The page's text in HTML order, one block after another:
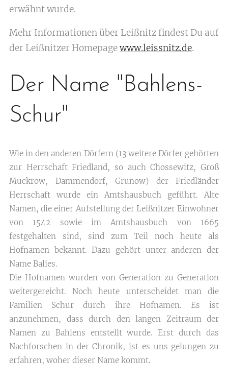
erwähnt wurde.
Mehr Informationen über Leißnitz findest Du auf
der Leißnitzer Homepagewww.leissnitz.de.
Der Name "Bahlens-
Schur"
Wie in den anderen Dörfern (13 weitere Dörfer gehörten
zur Herrschaft Friedland, so auch Chossewitz, Groß
Muckrow, Dammendorf, Grunow) der Friedländer
Herrschaft wurde ein Amtshausbuch geführt. Alte
Namen, die einer Aufstellung der Leißnitzer Einwohner
von 1542 sowie im Amtshausbuch von 1665
festgehalten sind, sind zum Teil noch heute als
Hofnamen bekannt. Dazu gehört unter anderen der
Name Balies.
Die Hofnamen wurden von Generation zu Generation
weitergereicht. Noch heute unterscheidet man die
Familien Schur durch ihre Hofnamen. Es ist
anzunehmen, dass durch den langen Zeitraum der
Namen zu Bahlens entstellt wurde. Erst durch das
Nachforschen in der Chronik, ist es uns gelungen zu
erfahren, woher dieser Name kommt.